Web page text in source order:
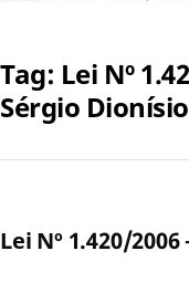
Tag: Lei Nº
Sérgio Dionísio
Lei Nº 1.420/